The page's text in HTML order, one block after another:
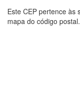
Este CEP pertence às
mapa do código postal.